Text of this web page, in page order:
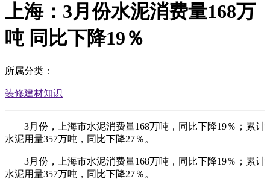
上海：3月份水泥消费量168万
吨 同比下降19％
所属分类：
装修建材知识
3月份，上海市水泥消费量168万吨，同比下降19％；累计
水泥用量357万吨，同比下降27％。
3月份，上海市水泥消费量168万吨，同比下降19％；累计
水泥用量357万吨，同比下降27％。